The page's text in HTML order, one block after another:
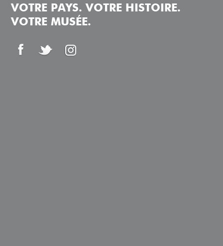
VOTRE PAYS. VOTRE HISTOIRE.
VOTRE MUSÉE.